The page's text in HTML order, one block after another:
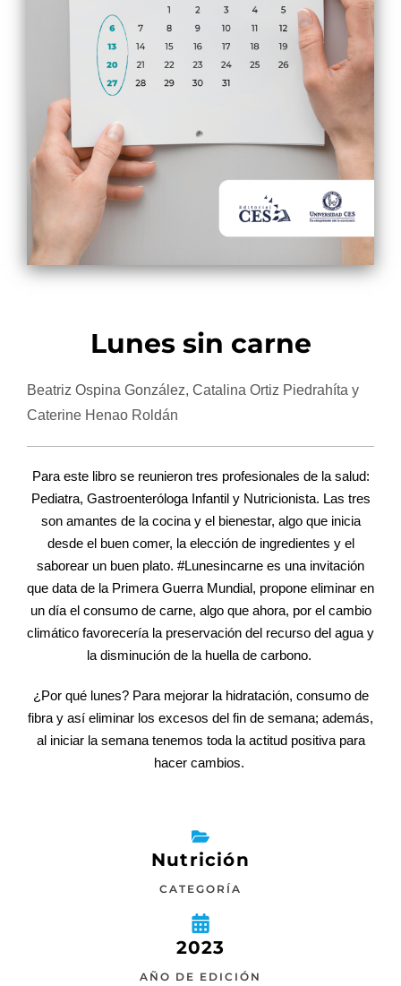
Lunes sin carne
Beatriz Ospina González, Catalina Ortiz Piedrahíta y
Caterine Henao Roldán
Para este libro se reunieron tres profesionales de la salud:
Pediatra, Gastroenteróloga Infantil y Nutricionista. Las tres
son amantes de la cocina y el bienestar, algo que inicia
desde el buen comer, la elección de ingredientes y el
saborear un buen plato. #Lunesincarne es una invitación
que data de la Primera Guerra Mundial, propone eliminar en
un día el consumo de carne, algo que ahora, por el cambio
climático favorecería la preservación del recurso del agua y
la disminución de la huella de carbono.
¿Por qué lunes? Para mejorar la hidratación, consumo de
fibra y así eliminar los excesos del fin de semana; además,
al iniciar la semana tenemos toda la actitud positiva para
hacer cambios.
Nutrición
CATEGORÍA
2023
AÑO DE EDICIÓN